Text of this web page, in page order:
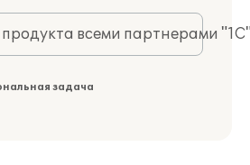
всеми партнерами
задача